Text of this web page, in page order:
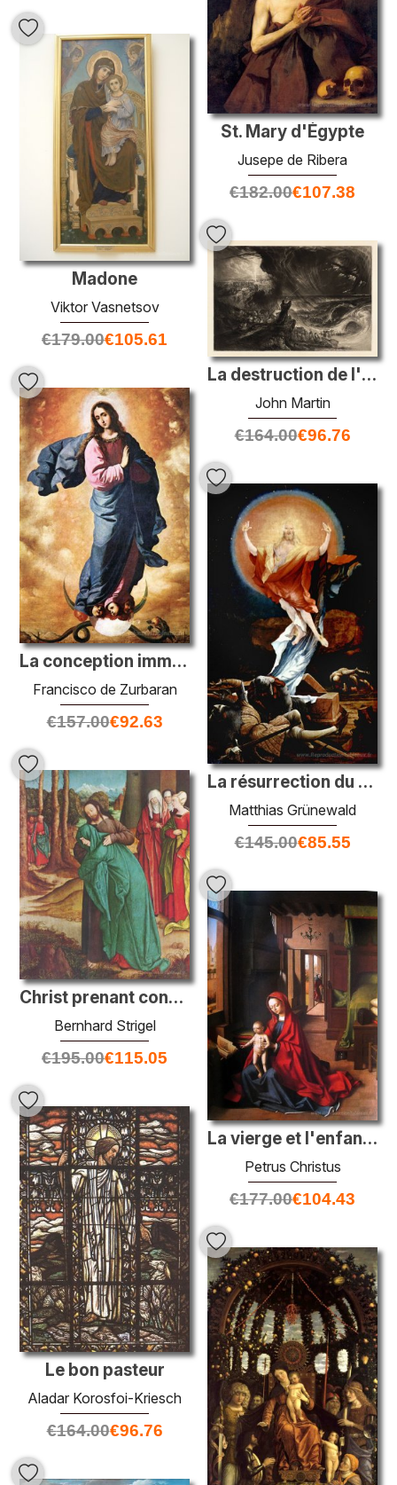
St. Mary d'Égypte
Jusepe de Ribera
€182.00€107.38
Madone
Viktor Vasnetsov
€179.00€105.61
La destruction de l'hôte de Pharoah
John Martin
€164.00€96.76
La conception immaculée
Francisco de Zurbaran
€157.00€92.63
La résurrection du Christ (aile droite du retable d'Isenheim)
Matthias Grünewald
€145.00€85.55
Christ prenant congé de sa mère
Bernhard Strigel
€195.00€115.05
La vierge et l'enfant dans un intérieur gothique
Petrus Christus
€177.00€104.43
Le bon pasteur
Aladar Korosfoi-Kriesch
€164.00€96.76